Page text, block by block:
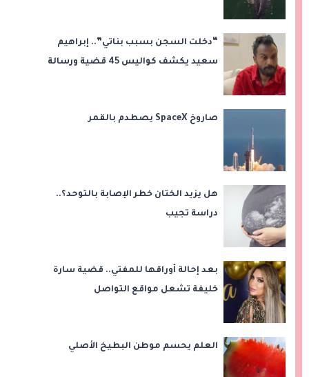
“دخلت السجن بسبب بناتي”.. إبراهيم
سعيد يكشف كواليس 45 قضية ورسالة
صاروخ SpaceX يصطدم بالقمر
هل يزيد الختان خطر الإصابة بالتوحد؟..
دراسة تجيب
بعد إحالة أوراقها للمفتي.. قضية سارة
خليفة تشعل مواقع التواصل
العلم يحسم موطن البطيخ الأصلي